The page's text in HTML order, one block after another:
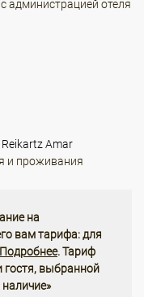
администрацией отеля
Reikartz Amar
и проживания
на
вам тарифа: для
Подробнее. Тариф
гостя, выбранной